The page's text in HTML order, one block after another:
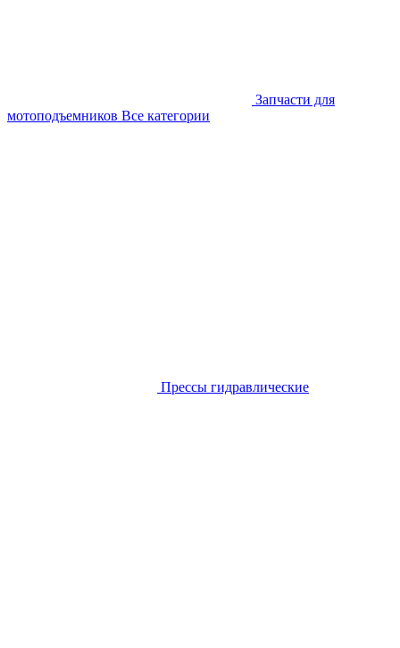
Запчасти для
мотоподъемников Все категории
Прессы гидравлические